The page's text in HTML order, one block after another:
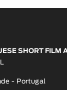
SHORT FILM
- Portugal